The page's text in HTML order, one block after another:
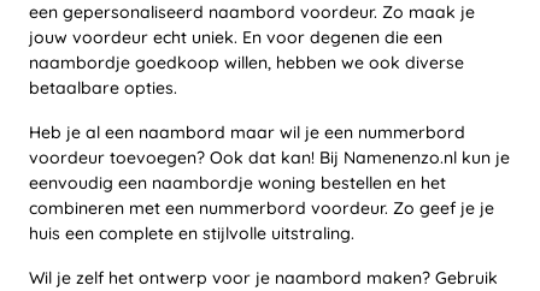
een gepersonaliseerd naambord voordeur. Zo maak je
jouw voordeur echt uniek. En voor degenen die een
naambordje goedkoop willen, hebben we ook diverse
betaalbare opties.
Heb je al een naambord maar wil je een nummerbord
voordeur toevoegen? Ook dat kan! Bij Namenenzo.nl kun je
eenvoudig een naambordje woning bestellen en het
combineren met een nummerbord voordeur. Zo geef je je
huis een complete en stijlvolle uitstraling.
Wil je zelf het ontwerp voor je naambord maken? Gebruik